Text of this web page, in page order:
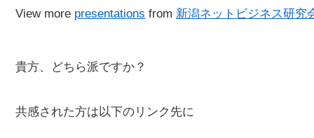
View more presentations from 新潟ネットビジネス研究
貴方、どちら派ですか？
共感された方は以下のリンク先に